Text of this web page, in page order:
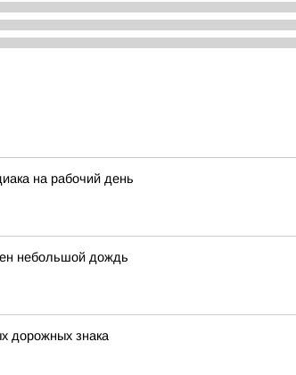
на рабочий день
небольшой дождь
дорожных знака